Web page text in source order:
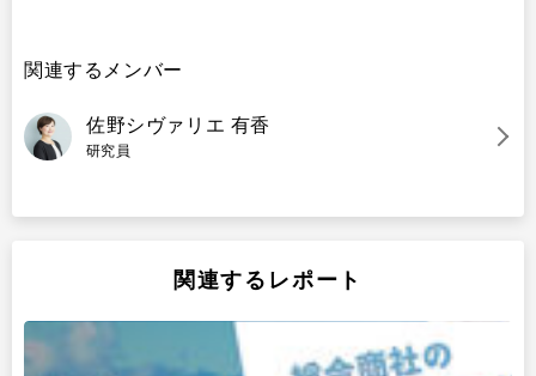
関連するメンバー
佐野シヴァリエ 有香
研究員
関連するレポート